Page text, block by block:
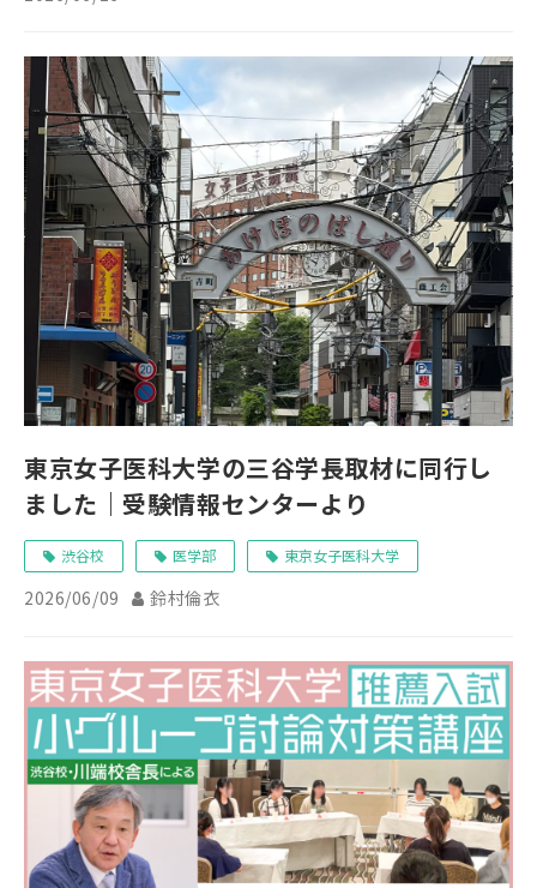
東京女子医科大学の三谷学長取材に同行し
ました｜受験情報センターより
渋谷校 医学部 東京女子医科大学
2026/06/09 鈴村倫衣